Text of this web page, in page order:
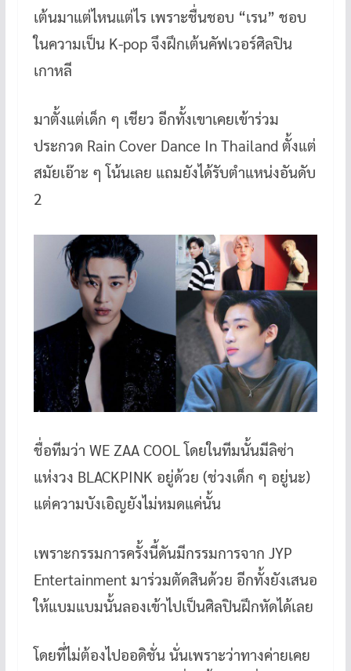
เต้นมาแต่ไหนแต่ไร เพราะชื่นชอบ “เรน” ชอบ
ในความเป็น K-pop จึงฝึกเต้นคัฟเวอร์ศิลปิน
เกาหลี
มาตั้งแต่เด็ก ๆ เชียว อีกทั้งเขาเคยเข้าร่วม
ประกวด Rain Cover Dance In Thailand ตั้งแต่
สมัยเอ๊าะ ๆ โน้นเลย แถมยังได้รับตำแหน่งอันดับ
2
ชื่อทีมว่า WE ZAA COOL โดยในทีมนั้นมีลิซ่า
แห่งวง BLACKPINK อยู่ด้วย (ช่วงเด็ก ๆ อยู่นะ)
แต่ความบังเอิญยังไม่หมดแค่นั้น
เพราะกรรมการครั้งนี้ดันมีกรรมการจาก JYP
Entertainment มาร่วมตัดสินด้วย อีกทั้งยังเสนอ
ให้แบมแบมนั้นลองเข้าไปเป็นศิลปินฝึกหัดได้เลย
โดยที่ไม่ต้องไปออดิชั่น นั่นเพราะว่าทางค่ายเคย